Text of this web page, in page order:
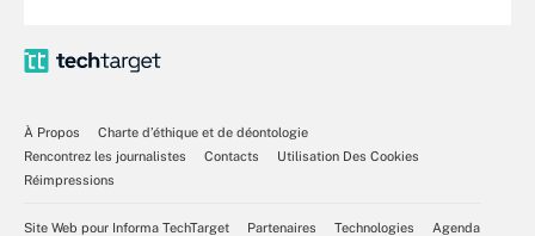
À Propos
Charte d’éthique et de déontologie
Rencontrez les journalistes
Contacts
Utilisation Des Cookies
Réimpressions
Site Web pour Informa TechTarget Partenaires Technologies
Agenda